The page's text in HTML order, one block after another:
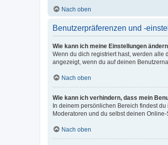
Nach oben
Benutzerpräferenzen und -
Wie kann ich meine Einstellungen
Wenn du dich registriert hast, werden alle
angezeigt, wenn du auf deinen
Nach oben
Wie kann ich verhindern, dass mein
In deinem persönlichen Bereich findest
Moderatoren und du selbst deinen
Nach oben